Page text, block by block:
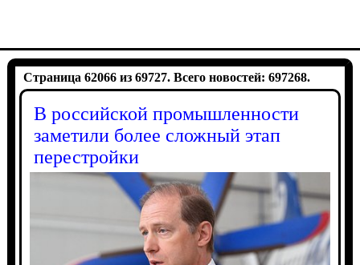
Страница 62066 из 69727. Всего новостей: 697268.
В российской промышленности
заметили более сложный этап
перестройки